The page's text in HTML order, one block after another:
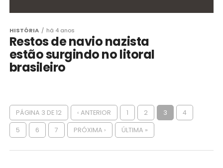
HISTÓRIA há 4 anos
Restos de navio nazista
estão surgindo no litoral
brasileiro
PÁGINA 3 DE 12 ‹ ANTERIOR 1 2 3 4
5 6 7 PRÓXIMA › ÚLTIMA »